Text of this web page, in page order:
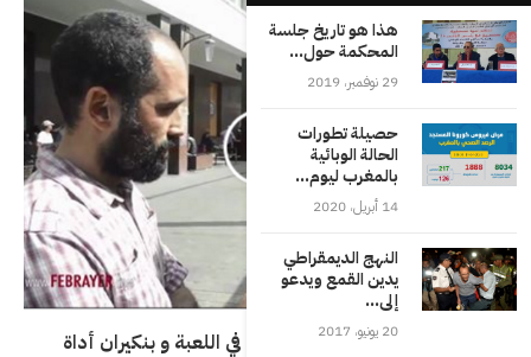
رفيق العسال: المخزن يتحكم في اللعبة و بنكيران أداة
هذا هو تاريخ جلسة
المحكمة حول...
29 نوفمبر، 2019
حصيلة تطورات
الحالة الوبائية
بالمغرب ليوم...
14 أبريل، 2020
النهج الديمقراطي
يدين القمع ويدعو
إلى...
20 يونيو، 2017